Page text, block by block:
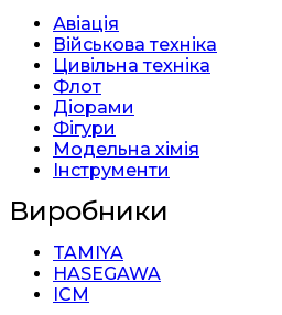
Авіація
Військова техніка
Цивільна техніка
Флот
Діорами
Фігури
Модельна хімія
Інструменти
Виробники
TAMIYA
HASEGAWA
ICM